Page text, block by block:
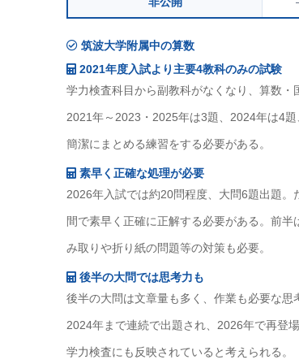
筑波大学附属中の算数
2021年度入試より主要4教科のみの試験
学力検査科目から副教科がなくなり、算数・
2021年～2023・2025年は3題、2024年は4
簡潔にまとめる練習をする必要がある。
素早く正確な処理が必要
2026年入試では約20問程度、大問6題出題
間で素早く正確に正解する必要がある。前
み取りや折り紙の問題等の対策も必要。
後半の大問では思考力も
後半の大問は文章量も多く、作業も必要な
2024年まで連続で出題され、2026年で再登
学力検査にも反映されていると考えられる。